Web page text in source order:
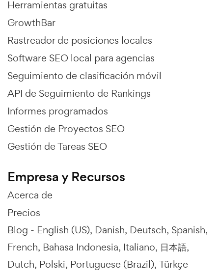
Herramientas gratuitas
GrowthBar
Rastreador de posiciones locales
Software SEO local para agencias
Seguimiento de clasificación móvil
API de Seguimiento de Rankings
Informes programados
Gestión de Proyectos SEO
Gestión de Tareas SEO
Empresa y Recursos
Acerca de
Precios
Blog - English (US) Danish Deutsch Spanish
French Bahasa Indonesia Italiano 日本語
Dutch Polski Portuguese (Brazil) Türkçe